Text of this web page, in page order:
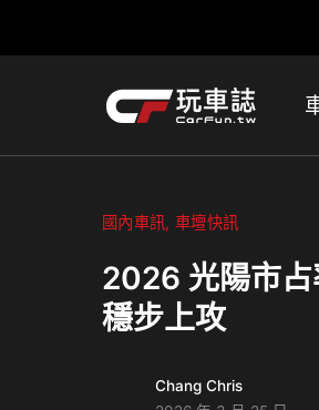
國內車訊 車壇快訊
2026 光陽市占
穩步上攻
Chang Chris